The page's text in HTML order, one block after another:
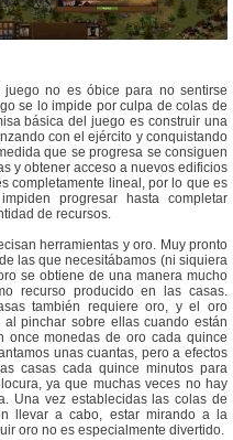
no es óbice para no sentirse
se lo impide por culpa de colas de
básica del juego es construir una
con el ejército y conquistando
que se progresa se consiguen
y obtener acceso a nuevos edificios
completamente lineal, por lo que es
progresar hasta completar
de recursos.
herramientas y oro. Muy pronto
las que necesitábamos (ni siquiera
se obtiene de una manera mucho
recurso producido en las casas.
también requiere oro, y el oro
pinchar sobre ellas cuando están
once monedas de oro cada quince
unas cuantas, pero a efectos
casas cada quince minutos para
ya que muchas veces no hay
Una vez establecidas las colas de
llevar a cabo, estar mirando a la
oro no es especialmente divertido.